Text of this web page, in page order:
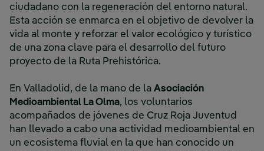
ciudadano con la regeneración del entorno natural.
Esta acción se enmarca en el objetivo de devolver la
vida al monte y reforzar el valor ecológico y turístico
de una zona clave para el desarrollo del futuro
proyecto de la Ruta Prehistórica.
En Valladolid, de la mano de la Asociación
Medioambiental La Olma, los voluntarios
acompañados de jóvenes de Cruz Roja Juventud
han llevado a cabo una actividad medioambiental en
un ecosistema fluvial en la que han conocido un